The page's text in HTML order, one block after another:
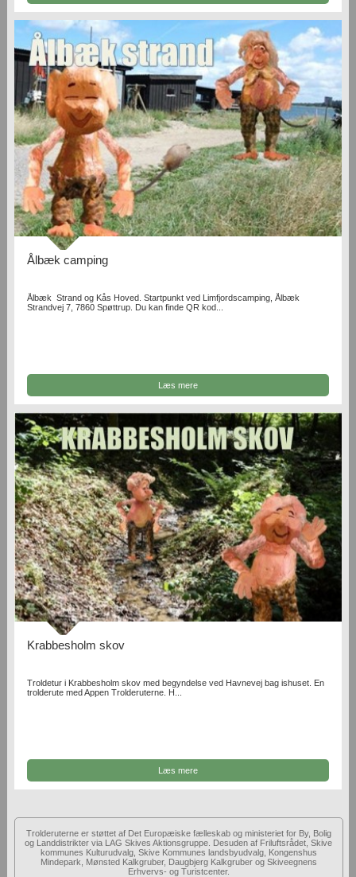
Ålbæk camping
Ålbæk Strand og Kås Hoved. Startpunkt ved Limfjordscamping, Ålbæk
Strandvej 7, 7860 Spøttrup. Du kan finde QR kod...
Læs mere
Krabbesholm skov
Troldetur i Krabbesholm skov med begyndelse ved Havnevej bag ishuset. En
trolderute med Appen Trolderuterne. H...
Læs mere
Trolderuterne er støttet af Det Europæiske fælleskab og ministeriet for By, Bolig
og Landdistrikter via LAG Skives Aktionsgruppe. Desuden af Friluftsrådet, Skive
kommunes Kulturudvalg, Skive Kommunes landsbyudvalg, Kongenshus
Mindepark, Mønsted Kalkgruber, Daugbjerg Kalkgruber og Skiveegnens
Erhvervs- og Turistcenter.